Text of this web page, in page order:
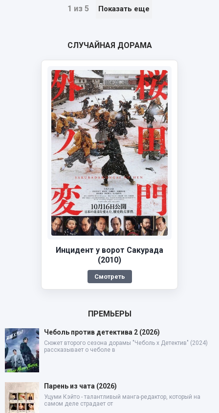
1 из 5 Показать еще
СЛУЧАЙНАЯ ДОРАМА
Инцидент у ворот Сакурада
(2010)
Смотреть
ПРЕМЬЕРЫ
Чеболь против детектива 2 (2026)
Сюжет второго сезона дорамы "Чеболь x Детектив" (2024)
рассказывает о чеболе в
Парень из чата (2026)
Уцуми Кэйто - талантливый манга-редактор, который на
самом деле страдает от